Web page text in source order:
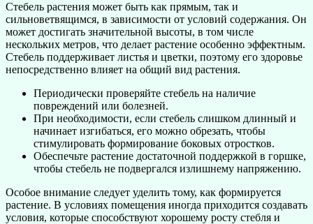
Стебель растения может быть как прямым, так и
сильноветвящимся, в зависимости от условий содержания. Он
может достигать значительной высоты, в том числе
нескольких метров, что делает растение особенно эффектным.
Стебель поддерживает листья и цветки, поэтому его здоровье
непосредственно влияет на общий вид растения.
Периодически проверяйте стебель на наличие
повреждений или болезней.
При необходимости, если стебель слишком длинный и
начинает изгибаться, его можно обрезать, чтобы
стимулировать формирование боковых отростков.
Обеспечьте растение достаточной поддержкой в горшке,
чтобы стебель не подвергался излишнему напряжению.
Особое внимание следует уделить тому, как формируется
растение. В условиях помещения иногда приходится создавать
условия, которые способствуют хорошему росту стебля и